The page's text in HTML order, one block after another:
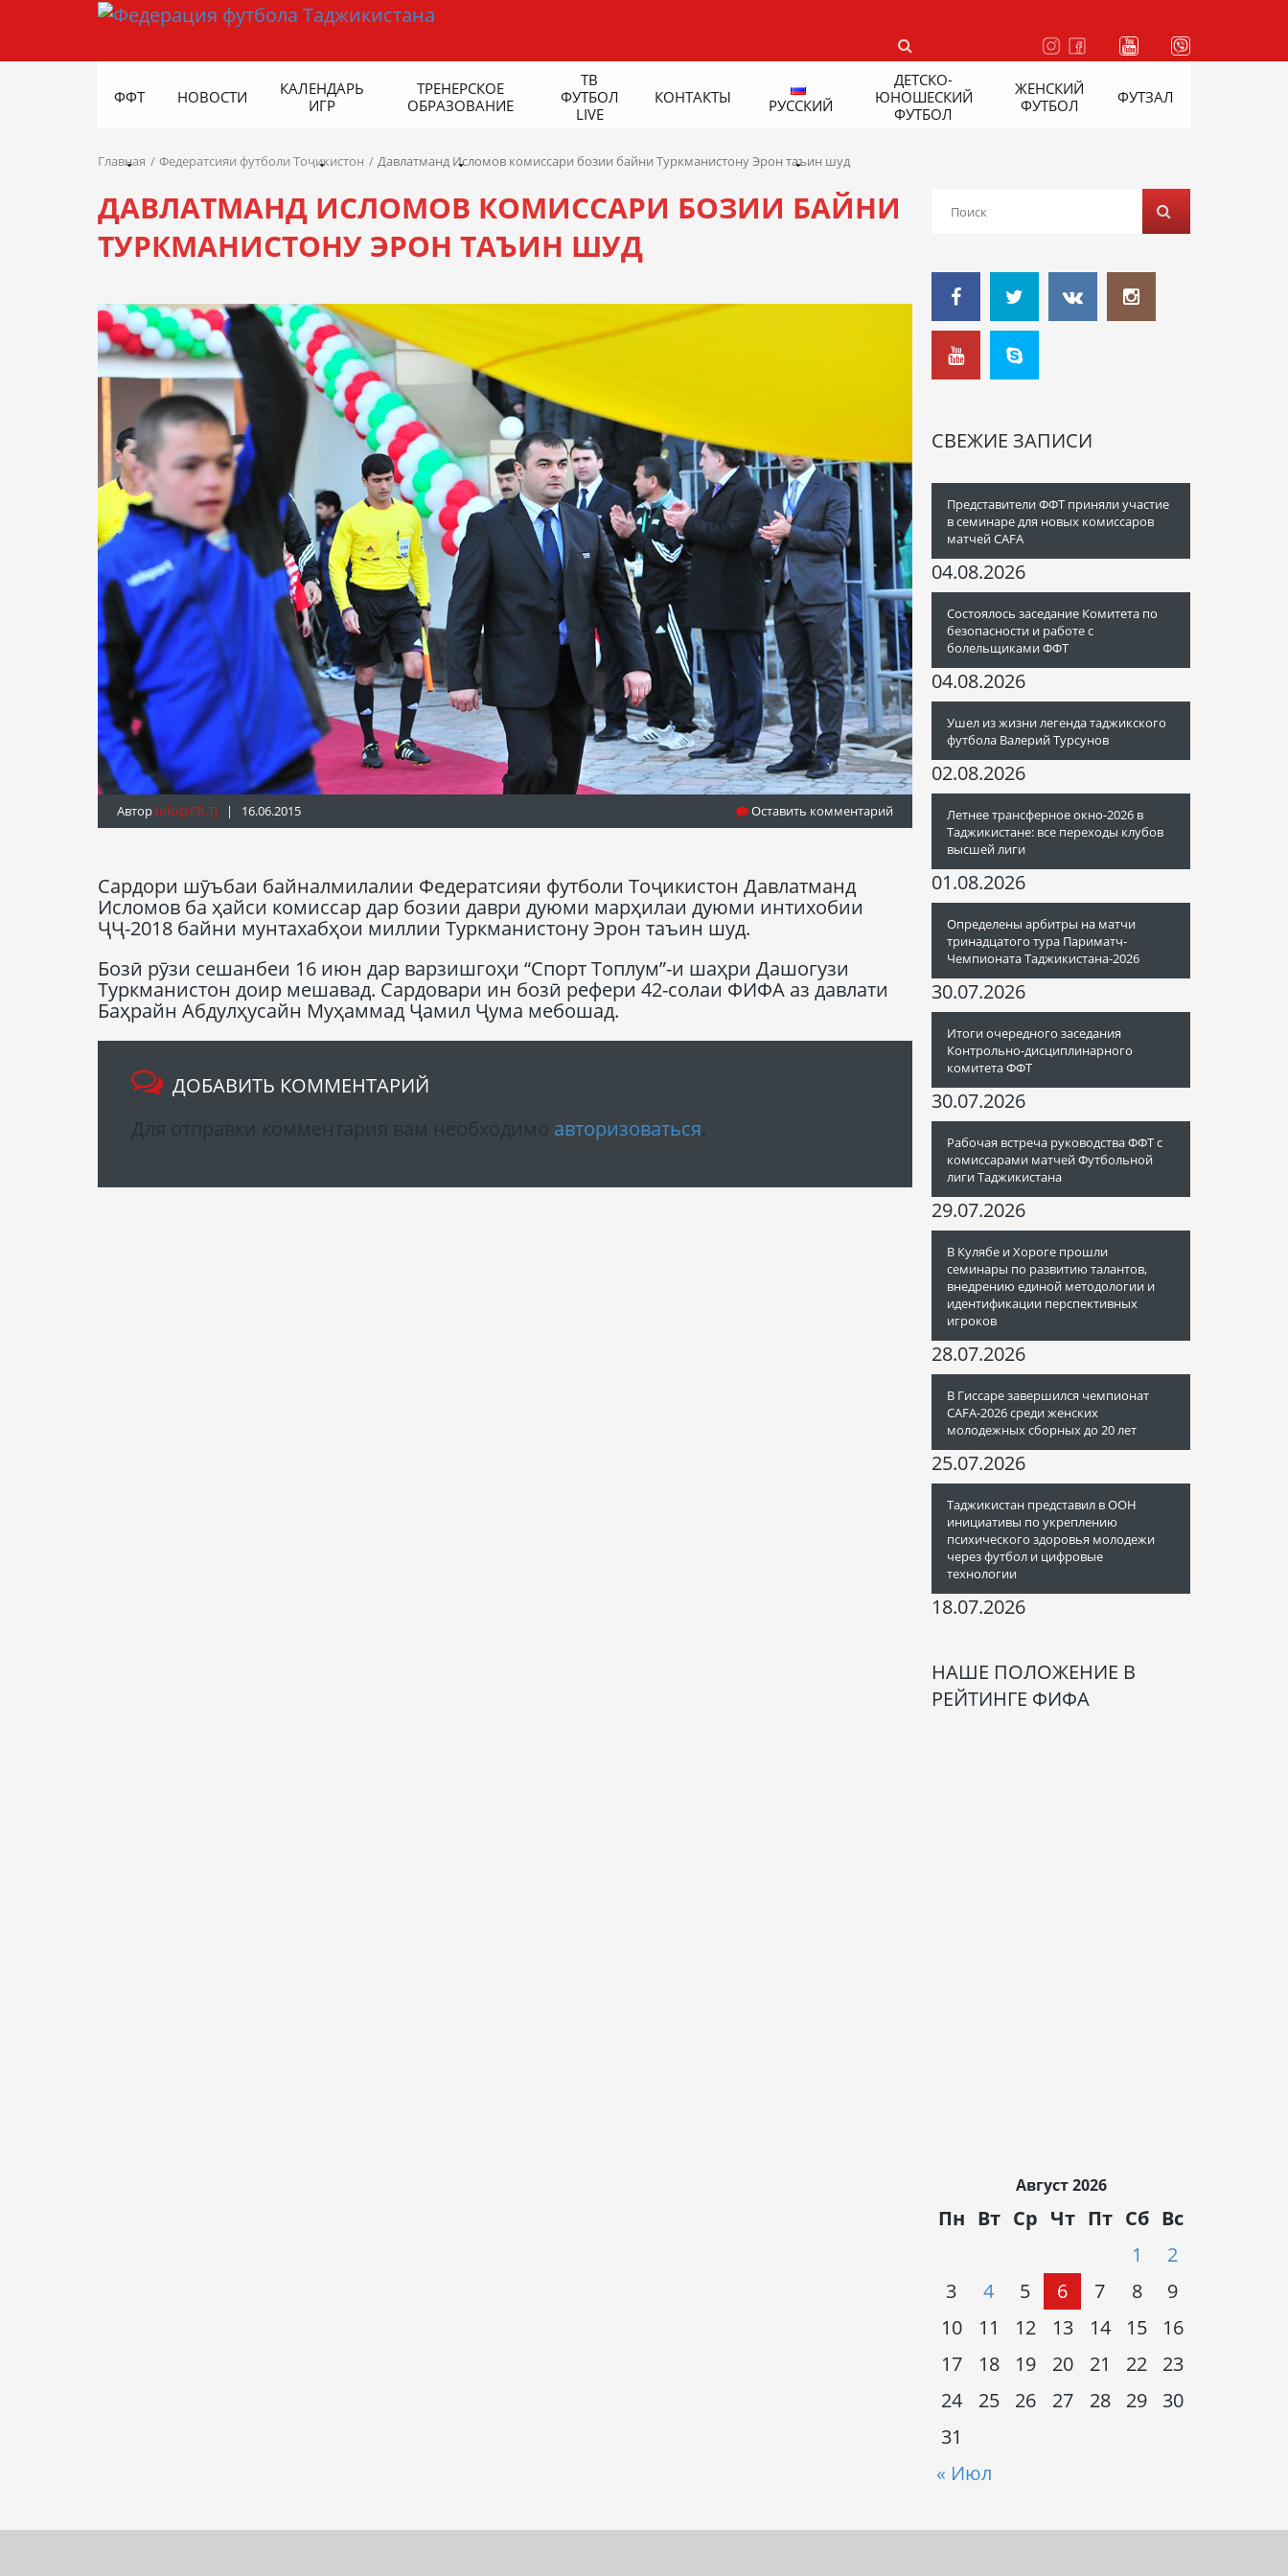
ФФТ НОВОСТИ
КАЛЕНДАРЬ
ИГР
ТРЕНЕРСКОЕ
ОБРАЗОВАНИЕ
ТВ
ФУТБОЛ
LIVE
КОНТАКТЫ РУССКИЙ
ДЕТСКО-
ЮНОШЕСКИЙ
ФУТБОЛ
ЖЕНСКИЙ
ФУТБОЛ
ФУТЗАЛ
Главная Федератсияи футболи Тоҷикистон Давлатманд Исломов комиссари бозии байни Туркманистону Эрон таъин шуд
ДАВЛАТМАНД ИСЛОМОВ КОМИССАРИ БОЗИИ БАЙНИ
ТУРКМАНИСТОНУ ЭРОН ТАЪИН ШУД
Автор Info@fft.tj | 16.06.2015 Оставить комментарий
Сардори шӯъбаи байналмилалии Федератсияи футболи Тоҷикистон Давлатманд
Исломов ба ҳайси комиссар дар бозии даври дуюми марҳилаи дуюми интихобии
ҶҶ-2018 байни мунтахабҳои миллии Туркманистону Эрон таъин шуд.
Бозӣ рӯзи сешанбеи 16 июн дар варзишгоҳи “Спорт Топлум”-и шаҳри Дашогузи
Туркманистон доир мешавад. Сардовари ин бозӣ рефери 42-солаи ФИФА аз давлати
Баҳрайн Абдулҳусайн Муҳаммад Ҷамил Ҷума мебошад.
ДОБАВИТЬ КОММЕНТАРИЙ
авторизоваться
СВЕЖИЕ ЗАПИСИ
Представители ФФТ приняли участие
в семинаре для новых комиссаров
матчей CAFA
04.08.2026
Состоялось заседание Комитета по
безопасности и работе с
болельщиками ФФТ
04.08.2026
Ушел из жизни легенда таджикского
футбола Валерий Турсунов
02.08.2026
Летнее трансферное окно-2026 в
Таджикистане: все переходы клубов
высшей лиги
01.08.2026
Определены арбитры на матчи
тринадцатого тура Париматч-
Чемпионата Таджикистана-2026
30.07.2026
Итоги очередного заседания
Контрольно-дисциплинарного
комитета ФФТ
30.07.2026
Рабочая встреча руководства ФФТ с
комиссарами матчей Футбольной
лиги Таджикистана
29.07.2026
В Кулябе и Хороге прошли
семинары по развитию талантов,
внедрению единой методологии и
идентификации перспективных
игроков
28.07.2026
В Гиссаре завершился чемпионат
CAFA-2026 среди женских
молодежных сборных до 20 лет
25.07.2026
Таджикистан представил в ООН
инициативы по укреплению
психического здоровья молодежи
через футбол и цифровые
технологии
18.07.2026
НАШЕ ПОЛОЖЕНИЕ В
РЕЙТИНГЕ ФИФА
Август 2026
Пн Вт Ср Чт Пт Сб Вс
« Июл
1
2
3
4 5 6 7 8
9
10
11 12 13 14 15
16
17
18 19 20 21 22
23
24
25 26 27 28 29
30
31